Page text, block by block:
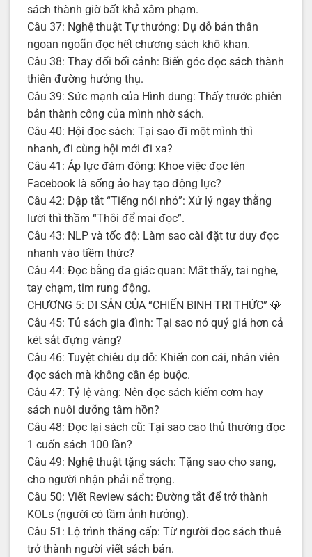
sách thành giờ bất khả xâm phạm.
Câu 37: Nghệ thuật Tự thưởng: Dụ dỗ bản thân
ngoan ngoãn đọc hết chương sách khô khan.
Câu 38: Thay đổi bối cảnh: Biến góc đọc sách thành
thiên đường hưởng thụ.
Câu 39: Sức mạnh của Hình dung: Thấy trước phiên
bản thành công của mình nhờ sách.
Câu 40: Hội đọc sách: Tại sao đi một mình thì
nhanh, đi cùng hội mới đi xa?
Câu 41: Áp lực đám đông: Khoe việc đọc lên
Facebook là sống ảo hay tạo động lực?
Câu 42: Dập tắt “Tiếng nói nhỏ”: Xử lý ngay thằng
lười thì thầm “Thôi để mai đọc”.
Câu 43: NLP và tốc độ: Làm sao cài đặt tư duy đọc
nhanh vào tiềm thức?
Câu 44: Đọc bằng đa giác quan: Mắt thấy, tai nghe,
tay chạm, tim rung động.
CHƯƠNG 5: DI SẢN CỦA “CHIẾN BINH TRI THỨC” 💎
Câu 45: Tủ sách gia đình: Tại sao nó quý giá hơn cả
két sắt đựng vàng?
Câu 46: Tuyệt chiêu dụ dỗ: Khiến con cái, nhân viên
đọc sách mà không cần ép buộc.
Câu 47: Tỷ lệ vàng: Nên đọc sách kiếm cơm hay
sách nuôi dưỡng tâm hồn?
Câu 48: Đọc lại sách cũ: Tại sao cao thủ thường đọc
1 cuốn sách 100 lần?
Câu 49: Nghệ thuật tặng sách: Tặng sao cho sang,
cho người nhận phải nể trọng.
Câu 50: Viết Review sách: Đường tắt để trở thành
KOLs (người có tầm ảnh hưởng).
Câu 51: Lộ trình thăng cấp: Từ người đọc sách thuê
trở thành người viết sách bán.